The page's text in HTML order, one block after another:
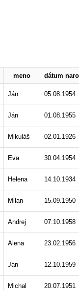
meno dátum
Ján 05.08.1954
Ján 01.08.1955
Mikuláš 02.01.1926
Eva 30.04.1954
Helena 14.10.1934
Milan 15.09.1950
Andrej 07.10.1958
Alena 23.02.1956
Ján 12.10.1959
Michal 20.07.1951